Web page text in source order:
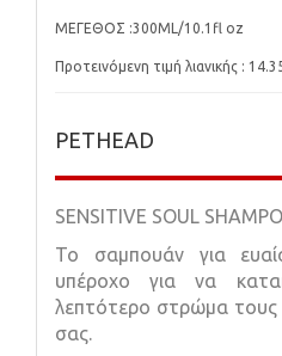
ΜΕΓΕΘΟΣ :300ML/10.1fl oz
Προτεινόμενη τιμή λιανικής :
PETHEAD
SENSITIVE SOUL
Το σαμπουάν για
υπέροχο για να
λεπτότερο στρώμα
σας.